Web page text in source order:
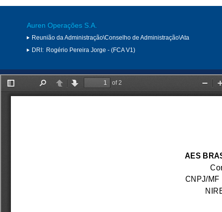
Auren Operações S.A.
Reunião da Administração\Conselho de Administração\Ata
DRI: Rogério Pereira Jorge - (FCA V1)